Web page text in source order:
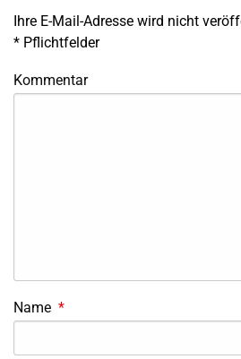
Ihre E-Mail-Adresse wird nicht
* Pflichtfelder
Kommentar
Name *